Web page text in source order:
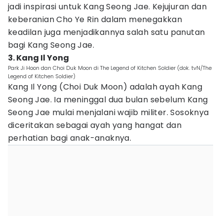
jadi inspirasi untuk Kang Seong Jae. Kejujuran dan
keberanian Cho Ye Rin dalam menegakkan
keadilan juga menjadikannya salah satu panutan
bagi Kang Seong Jae.
3. Kang Il Yong
Park Ji Hoon dan Choi Duk Moon di The Legend of Kitchen Soldier (dok. tvN/The
Legend of Kitchen Soldier)
Kang Il Yong (Choi Duk Moon) adalah ayah Kang
Seong Jae. Ia meninggal dua bulan sebelum Kang
Seong Jae mulai menjalani wajib militer. Sosoknya
diceritakan sebagai ayah yang hangat dan
perhatian bagi anak-anaknya.